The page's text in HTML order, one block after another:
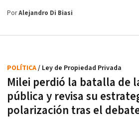
PorAlejandro Di Biasi
Milei perdió la batalla de
pública y revisa su
polarización tras el
POLÍTICA/ Ley de Propiedad Privada